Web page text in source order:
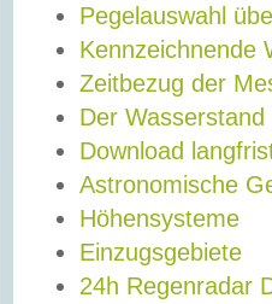
Pegelauswahl
Kennzeichnende
Zeitbezug der
Der Wasserstand
Download
Astronomische
Höhensysteme
Einzugsgebiete
24h Regenradar